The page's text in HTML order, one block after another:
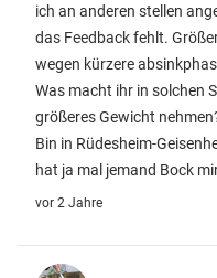
ich an anderen stellen
das Feedback fehlt.
wegen kürzere
Was macht ihr in solchen
größeres Gewicht
Bin in Rüdesheim-
hat ja mal jemand Bock
vor 2 Jahre